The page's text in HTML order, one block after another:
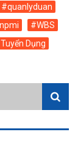
#quanlyduan
#WBS
Tuyển Dụng